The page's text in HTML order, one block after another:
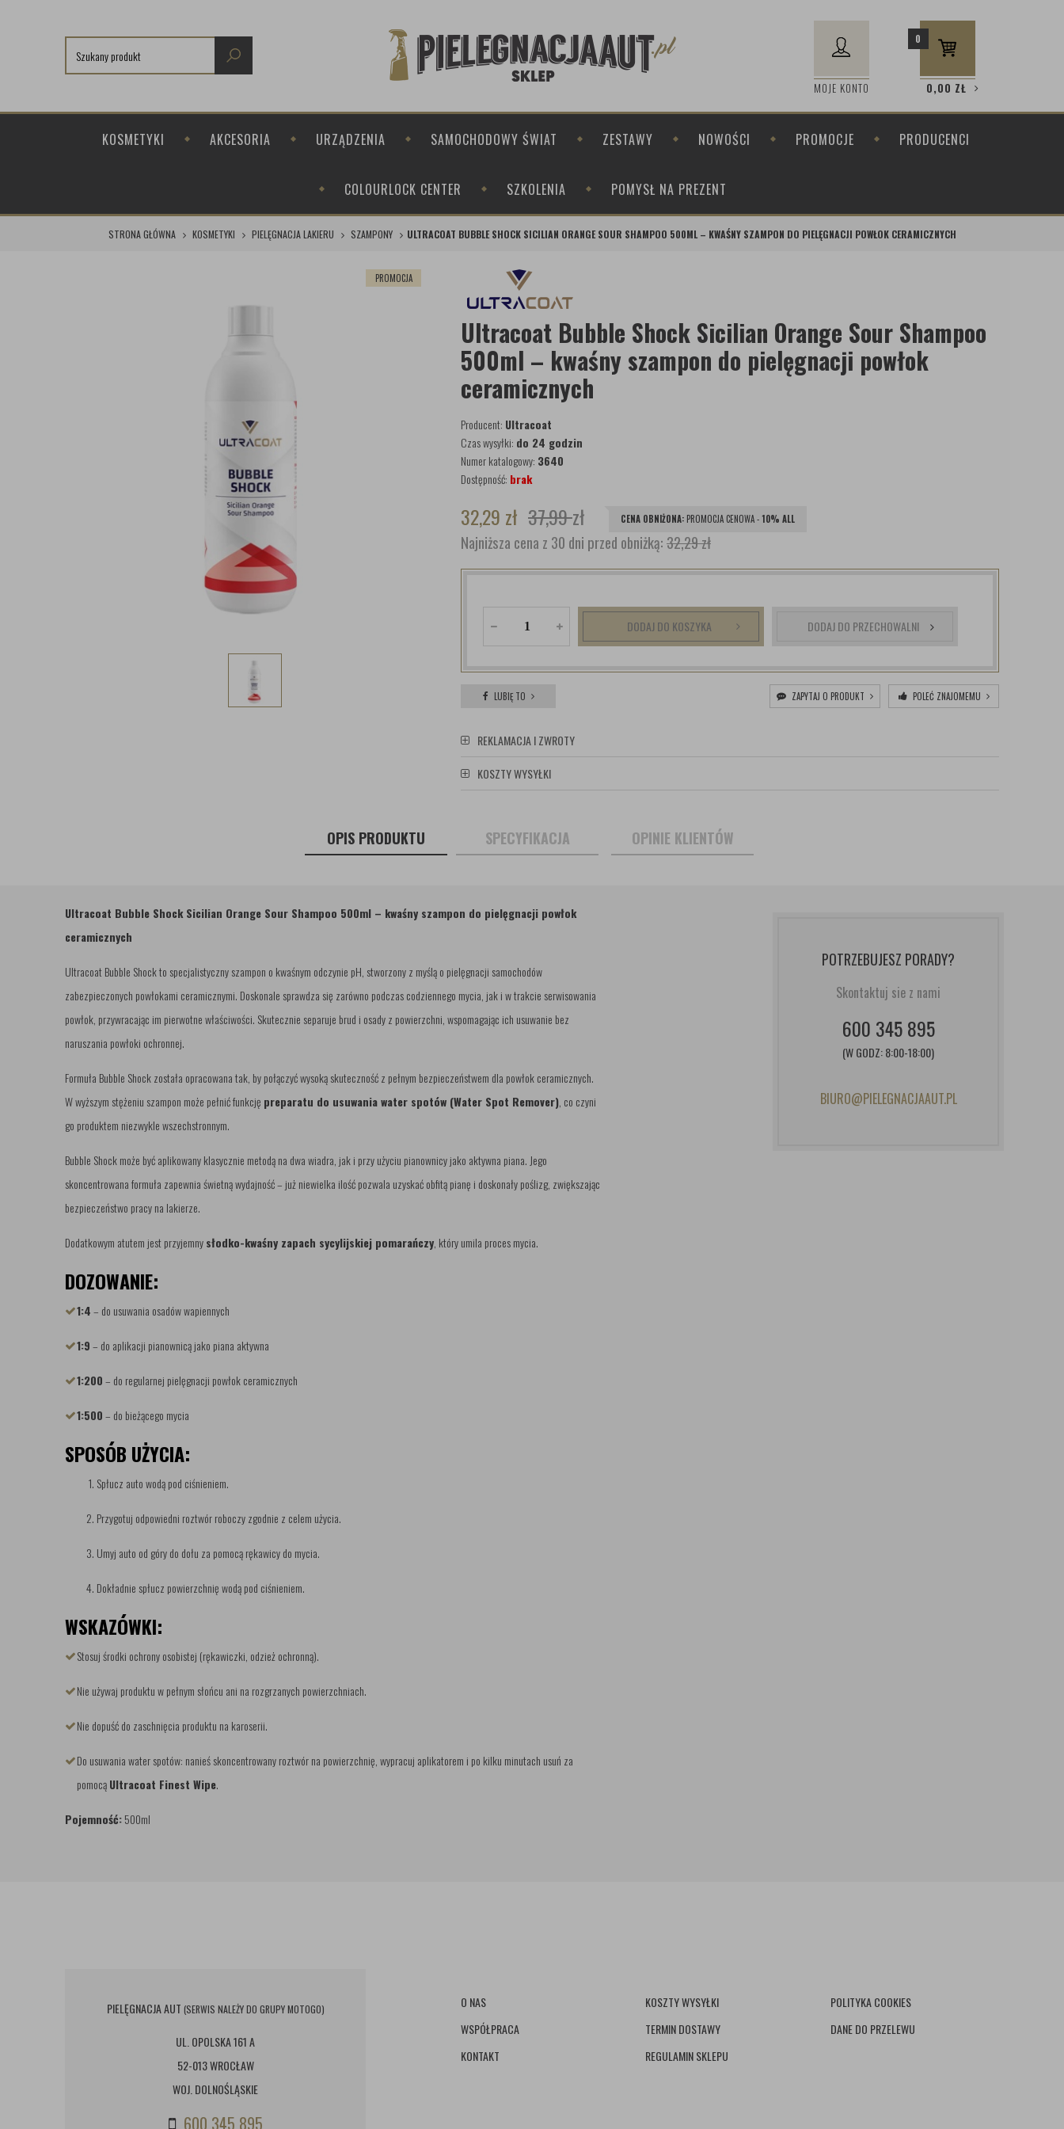
MOJE KONTO
0
0,00 ZŁ
KOSMETYKI AKCESORIA URZĄDZENIA SAMOCHODOWY ŚWIAT ZESTAWY NOWOŚCI PROMOCJE PRODUCENCI
COLOURLOCK CENTER SZKOLENIA POMYSŁ NA PREZENT
STRONA GŁÓWNA KOSMETYKI PIELĘGNACJA LAKIERU SZAMPONY ULTRACOAT BUBBLE SHOCK SICILIAN ORANGE SOUR SHAMPOO 500ML – KWAŚNY SZAMPON DO PIELĘGNACJI POWŁOK CERAMICZNYCH
PROMOCJA
Ultracoat Bubble Shock Sicilian Orange Sour Shampoo
500ml – kwaśny szampon do pielęgnacji powłok
ceramicznych
Producent: Ultracoat
Czas wysyłki: do 24 godzin
Numer katalogowy: 3640
Dostępność: brak
32,29 zł 37,99zł CENA OBNIŻONA: PROMOCJA CENOWA -10% ALL
Najniższa cena z 30 dni przed obniżką:32,29 zł
DODAJ DO KOSZYKA DODAJ DO PRZECHOWALNI
LUBIĘ TO ZAPYTAJ O PRODUKT POLEĆ ZNAJOMEMU
REKLAMACJA I ZWROTY
KOSZTY WYSYŁKI
OPIS PRODUKTU SPECYFIKACJA OPINIE KLIENTÓW
Ultracoat Bubble Shock Sicilian Orange Sour Shampoo 500ml – kwaśny szampon do pielęgnacji powłok
ceramicznych
Ultracoat Bubble Shock to specjalistyczny szampon o kwaśnym odczynie pH, stworzony z myślą o pielęgnacji samochodów
zabezpieczonych powłokami ceramicznymi. Doskonale sprawdza się zarówno podczas codziennego mycia, jak i w trakcie serwisowania
powłok, przywracając im pierwotne właściwości. Skutecznie separuje brud i osady z powierzchni, wspomagając ich usuwanie bez
naruszania powłoki ochronnej.
Formuła Bubble Shock została opracowana tak, by połączyć wysoką skuteczność z pełnym bezpieczeństwem dla powłok ceramicznych.
W wyższym stężeniu szampon może pełnić funkcję preparatu do usuwania water spotów (Water Spot Remover) , co czyni
go produktem niezwykle wszechstronnym.
Bubble Shock może być aplikowany klasycznie metodą na dwa wiadra, jak i przy użyciu pianownicy jako aktywna piana. Jego
skoncentrowana formuła zapewnia świetną wydajność – już niewielka ilość pozwala uzyskać obfitą pianę i doskonały poślizg, zwiększając
bezpieczeństwo pracy na lakierze.
Dodatkowym atutem jest przyjemnysłodko-kwaśny zapach sycylijskiej pomarańczy , który umila proces mycia.
DOZOWANIE:
1:4– do usuwania osadów wapiennych
1:9– do aplikacji pianownicą jako piana aktywna
1:200– do regularnej pielęgnacji powłok ceramicznych
1:500– do bieżącego mycia
SPOSÓB UŻYCIA:
Spłucz auto wodą pod ciśnieniem.
Przygotuj odpowiedni roztwór roboczy zgodnie z celem użycia.
Umyj auto od góry do dołu za pomocą rękawicy do mycia.
Dokładnie spłucz powierzchnię wodą pod ciśnieniem.
WSKAZÓWKI:
Stosuj środki ochrony osobistej (rękawiczki, odzież ochronną).
Nie używaj produktu w pełnym słońcu ani na rozgrzanych powierzchniach.
Nie dopuść do zaschnięcia produktu na karoserii.
Do usuwania water spotów: nanieś skoncentrowany roztwór na powierzchnię, wypracuj aplikatorem i po kilku minutach usuń za
pomocąUltracoat Finest Wipe.
Pojemność:500ml
POTRZEBUJESZ PORADY?
Skontaktuj sie z nami
600 345 895
(W GODZ: 8:00-18:00)
BIURO@PIELEGNACJAAUT.PL
PIELĘGNACJA AUT (SERWIS NALEŻY DO GRUPY MOTOGO)
UL. OPOLSKA 161 A
52-013 WROCŁAW
WOJ. DOLNOŚLĄSKIE
600 345 895
O NAS
WSPÓŁPRACA
KONTAKT
KOSZTY WYSYŁKI
TERMIN DOSTAWY
REGULAMIN SKLEPU
POLITYKA COOKIES
DANE DO PRZELEWU